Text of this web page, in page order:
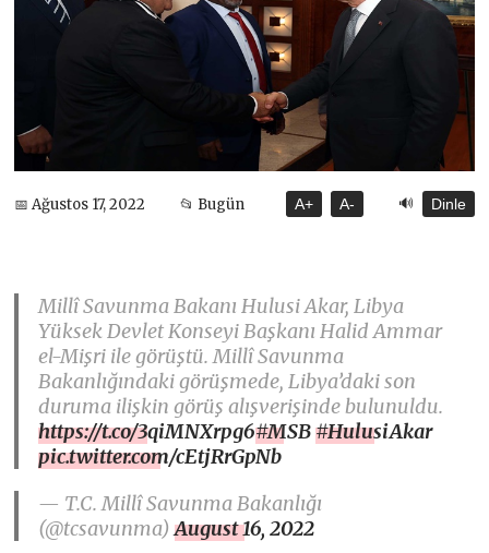
📅 Ağustos 17, 2022 📂 Bugün A+ A- 🔊 Dinle
Millî Savunma Bakanı Hulusi Akar, Libya
Yüksek Devlet Konseyi Başkanı Halid Ammar
el-Mişri ile görüştü. Millî Savunma
Bakanlığındaki görüşmede, Libya’daki son
duruma ilişkin görüş alışverişinde bulunuldu.
https://t.co/3qiMNXrpg6#MSB#HulusiAkar
pic.twitter.com/cEtjRrGpNb
— T.C. Millî Savunma Bakanlığı
(@tcsavunma)August 16, 2022